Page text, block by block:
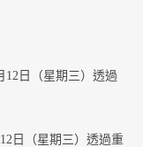
12日（星期三）透過
日（星期三）透過重